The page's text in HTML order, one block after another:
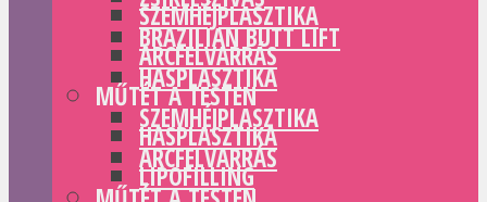
SZEMHÉJPLASZTIKA
ARCFELVARRÁS
MŰTÉT A TESTEN
HASPLASZTIKA
LIPOFILLING
BRAZILIAN BUTT LIFT
HASPLASZTIKA
SZEMHÉJPLASZTIKA
ARCFELVARRÁS